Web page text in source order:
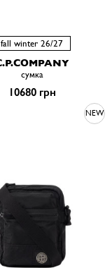
fall winter 26/27
сумка
10680 грн
NEW